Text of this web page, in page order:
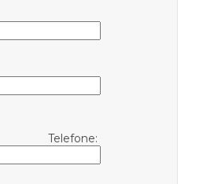
Telefone: